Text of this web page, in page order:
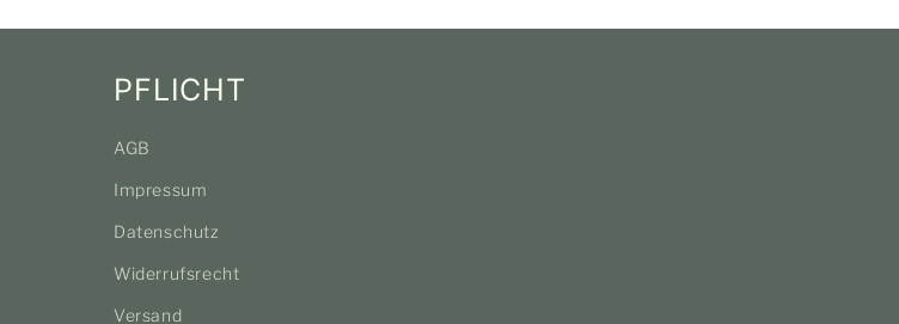
PFLICHT
AGB
Impressum
Datenschutz
Widerrufsrecht
Versand